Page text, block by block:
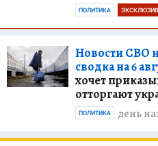
ПОЛИТИКА ЭКСКЛЮЗИВ
Новости СВО
сводка на 6
хочет
отторгают
день
ПОЛИТИКА